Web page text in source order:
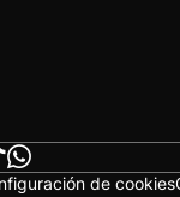
de cookies